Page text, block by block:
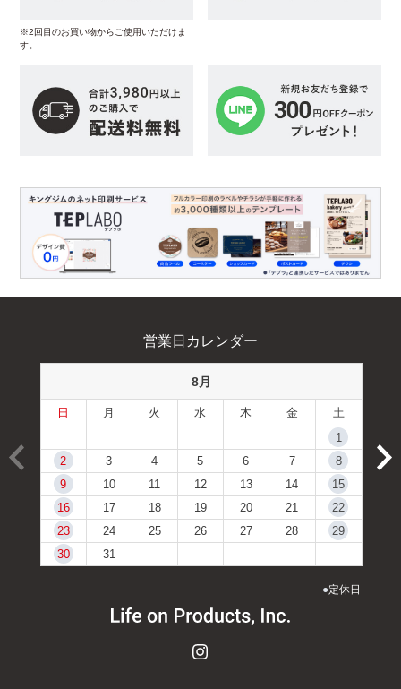
※2回目のお買い物からご使用いただけま
す。
営業日カレンダー
8月
日 月 火 水 木 金
土
1
2
3 4 5 6 7
8
9
10 11 12 13 14
15
16
17 18 19 20 21
22
23
24 25 26 27 28
29
30
31
●定休日